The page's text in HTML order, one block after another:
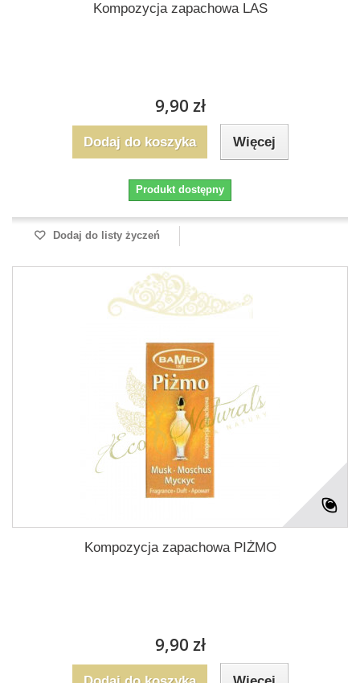
Kompozycja zapachowa LAS
9,90 zł
Dodaj do koszyka Więcej
Produkt dostępny
Dodaj do listy życzeń
Kompozycja zapachowa PIŻMO
9,90 zł